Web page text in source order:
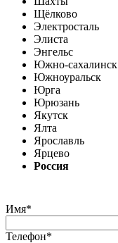
Щёлково
Электросталь
Элиста
Энгельс
Южно-сахалинск
Южноуральск
Юрга
Юрюзань
Якутск
Ялта
Ярославль
Ярцево
Россия
Имя*
Телефон*